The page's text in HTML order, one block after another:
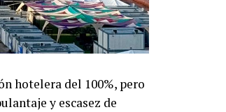
hotelera del 100%, pero
y escasez de